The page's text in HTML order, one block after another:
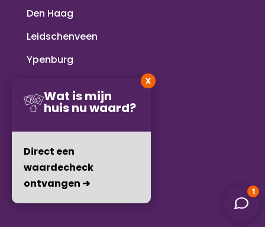
Den Haag
Leidschenveen
Ypenburg
Zoetermeer
Wassenaar
Voorschoten
Rijswijk
Wat is mijn
huis nu waard?
Direct een
waardecheck
ontvangen ➜
X